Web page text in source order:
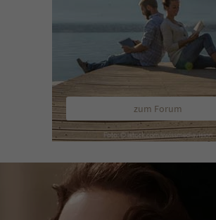
zum Forum